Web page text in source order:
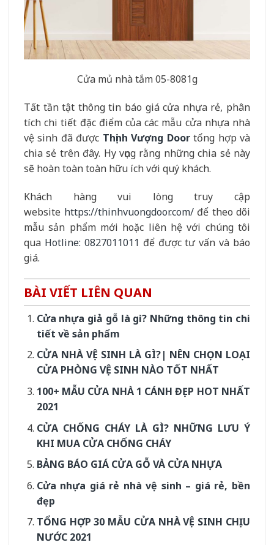
Cửa mủ nhà tắm 05-8081g
Tất tần tật thông tin báo giá cửa nhựa rẻ, phân
tích chi tiết đặc điểm của các mẫu cửa nhựa nhà
vệ sinh đã được Thịnh Vượng Doortổng hợp và
chia sẻ trên đây. Hy vọng rằng những chia sẻ này
sẽ hoàn toàn toàn hữu ích với quý khách.
Khách hàng vui lòng truy cập
website https://thinhvuongdoor.com/để theo dõi
mẫu sản phẩm mới hoặc liên hệ với chúng tôi
qua Hotline: 0827011011 để được tư vấn và báo
giá.
BÀI VIẾT LIÊN QUAN
Cửa nhựa giả gỗ là gì? Những thông tin chi
tiết về sản phẩm
CỬA NHÀ VỆ SINH LÀ GÌ?| NÊN CHỌN LOẠI
CỬA PHÒNG VỆ SINH NÀO TỐT NHẤT
100+ MẪU CỬA NHÀ 1 CÁNH ĐẸP HOT NHẤT
2021
CỬA CHỐNG CHÁY LÀ GÌ? NHỮNG LƯU Ý
KHI MUA CỬA CHỐNG CHÁY
BẢNG BÁO GIÁ CỬA GỖ VÀ CỬA NHỰA
Cửa nhựa giá rẻ nhà vệ sinh – giá rẻ, bền
đẹp
TỔNG HỢP 30 MẪU CỬA NHÀ VỆ SINH CHỊU
NƯỚC 2021